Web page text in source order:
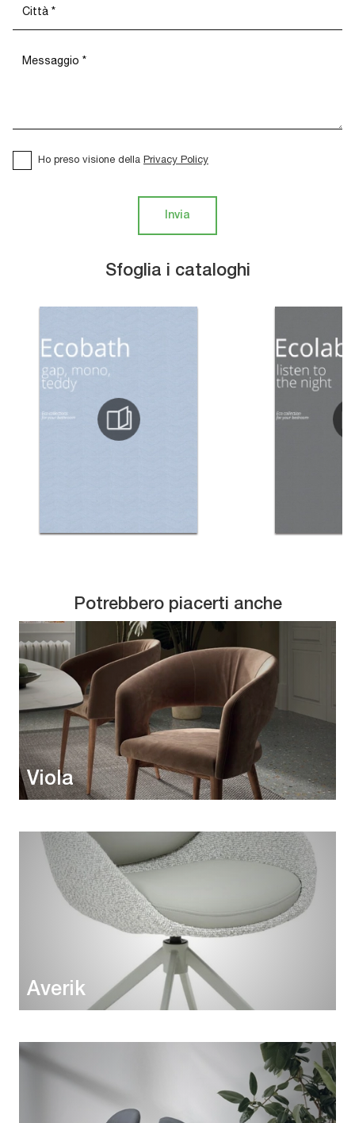
Sfoglia i cataloghi
Ho preso visione della Privacy Policy
Invia
Potrebbero piacerti anche
Viola
Averik